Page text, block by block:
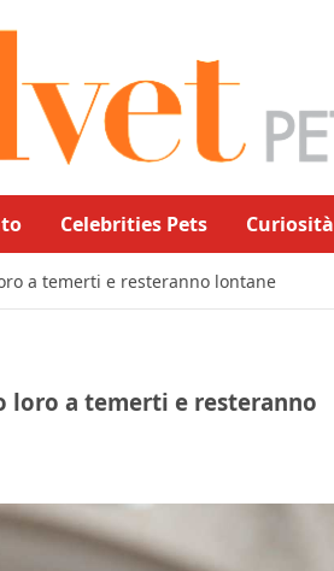
Celebrities Pets Curiosità
a temerti e resteranno lontane
loro a temerti e resteranno